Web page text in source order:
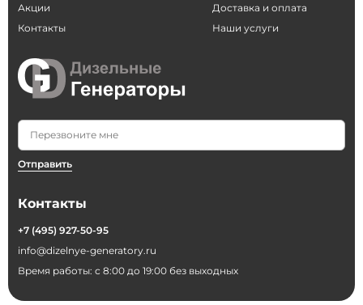
Акции
Контакты
Отправить
Доставка и оплата
Наши услуги
Контакты
+7 (495) 927-50-95
info@dizelnye-generatory.ru
Время работы: с 8:00 до 19:00 без выходных